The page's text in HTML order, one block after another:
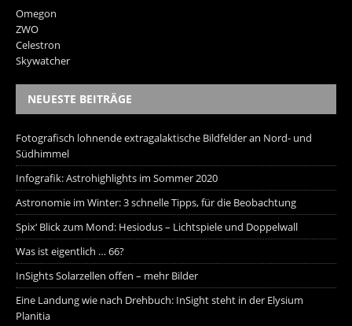
Omegon
ZWO
Celestron
Skywatcher
NEUESTE BEITRÄGE
Fotografisch lohnende extragalaktische Bildfelder an Nord- und
Südhimmel
Infografik: Astrohighlights im Sommer 2020
Astronomie im Winter: 3 schnelle Tipps, für die Beobachtung
Spix‘ Blick zum Mond: Hesiodus – Lichtspiele und Doppelwall
Was ist eigentlich … 66?
InSights Solarzellen offen – mehr Bilder
Eine Landung wie nach Drehbuch: InSight steht in der Elysium
Planitia